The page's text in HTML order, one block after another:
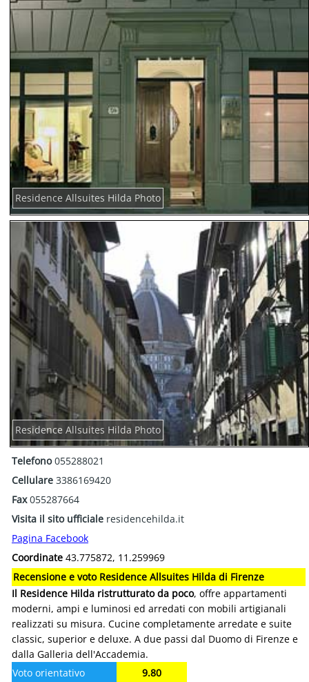
Residence Allsuites Hilda Photo
Residence Allsuites Hilda Photo
Telefono055288021
Cellulare 3386169420
Fax055287664
Visita il sito ufficiale residencehilda.it
Pagina Facebook
Coordinate 43.775872, 11.259969
Recensione e voto Residence Allsuites Hilda di Firenze
Il Residence Hilda ristrutturato da poco, offre appartamenti
moderni, ampi e luminosi ed arredati con mobili artigianali
realizzati su misura. Cucine completamente arredate e suite
classic, superior e deluxe. A due passi dal Duomo di Firenze e
dalla Galleria dell'Accademia.
Voto orientativo
9.80